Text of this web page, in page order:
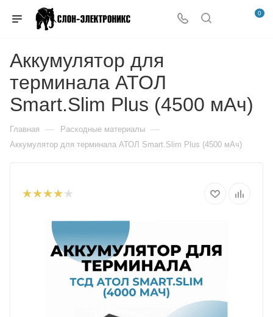
0
Аккумулятор для
терминала АТОЛ
Smart.Slim Plus (4500 мАч)
Главная — Расходные материалы —
Аккумулятор для терминала АТОЛ Smart.Slim Plus (4500 мАч)